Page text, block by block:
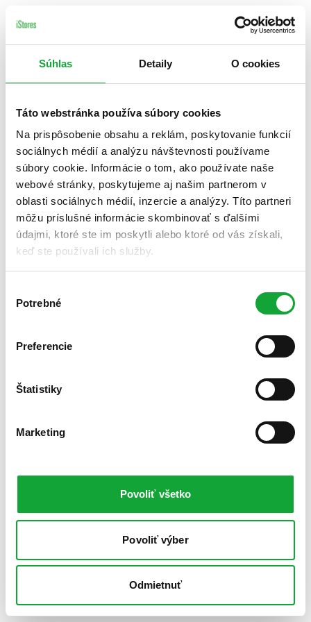
Súhlas Detaily O cookies
Táto webstránka používa súbory cookies
Na prispôsobenie obsahu a reklám, poskytovanie funkcií
sociálnych médií a analýzu návštevnosti používame
súbory cookie. Informácie o tom, ako používate naše
webové stránky, poskytujeme aj našim partnerom v
oblasti sociálnych médií, inzercie a analýzy. Títo partneri
môžu príslušné informácie skombinovať s ďalšími
údajmi, ktoré ste im poskytli alebo ktoré od vás získali,
keď ste používali ich služby.
súhlasu
Potrebné
Preferencie
Štatistiky
Marketing
Povoliť všetko
Povoliť výber
Odmietnuť